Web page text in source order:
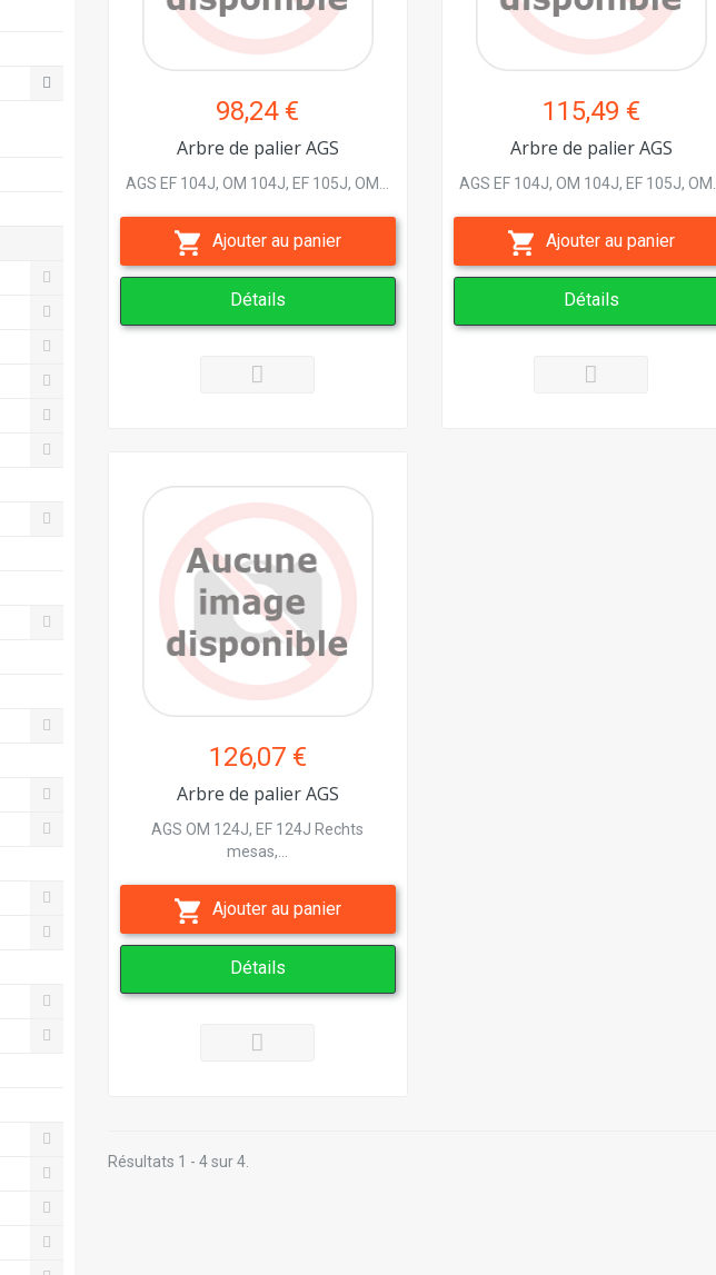
98,24 €
Arbre de palier AGS
AGS EF 104J, OM 104J, EF 105J, OM...
Ajouter au panier
Détails
115,49 €
Arbre de palier AGS
AGS EF 104J, OM 104J, EF 105J, OM...
Ajouter au panier
Détails
126,07 €
Arbre de palier AGS
AGS OM 124J, EF 124J Rechts
mesas,...
Ajouter au panier
Détails
Résultats 1 - 4 sur 4.